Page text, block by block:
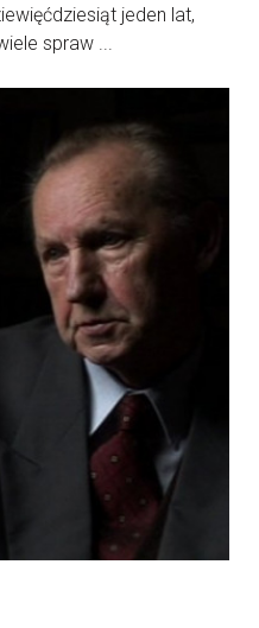
jeden lat,
spraw ...